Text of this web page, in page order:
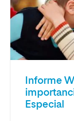
Informe
Especial